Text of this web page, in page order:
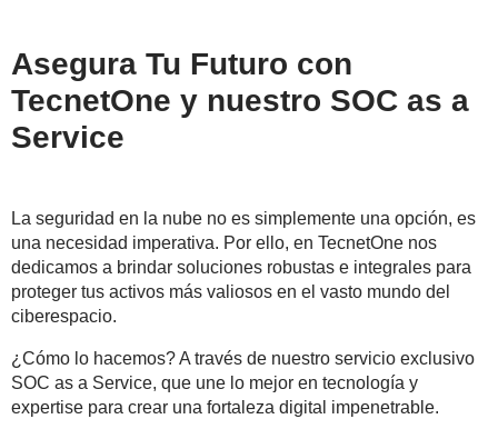
Asegura Tu Futuro con
TecnetOne y nuestro SOC as a
Service
La seguridad en la nube no es simplemente una opción, es
una necesidad imperativa. Por ello, en TecnetOne nos
dedicamos a brindar soluciones robustas e integrales para
proteger tus activos más valiosos en el vasto mundo del
ciberespacio.
¿Cómo lo hacemos? A través de nuestro servicio exclusivo
SOC as a Service, que une lo mejor en tecnología y
expertise para crear una fortaleza digital impenetrable.